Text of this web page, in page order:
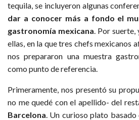
tequila, se incluyeron algunas
dar a conocer más a fondo el
gastronomía mexicana. Por suerte,
ellas, en la que tres chefs mexicanos
nos prepararon una muestra
como punto de referencia.
Primeramente, nos presentó su
no me quedé con el apellido- del
Barcelona. Un curioso plato